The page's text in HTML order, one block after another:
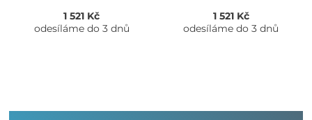
1 521 Kč
odesíláme do 3 dnů
1 521 Kč
odesíláme do 3 dnů